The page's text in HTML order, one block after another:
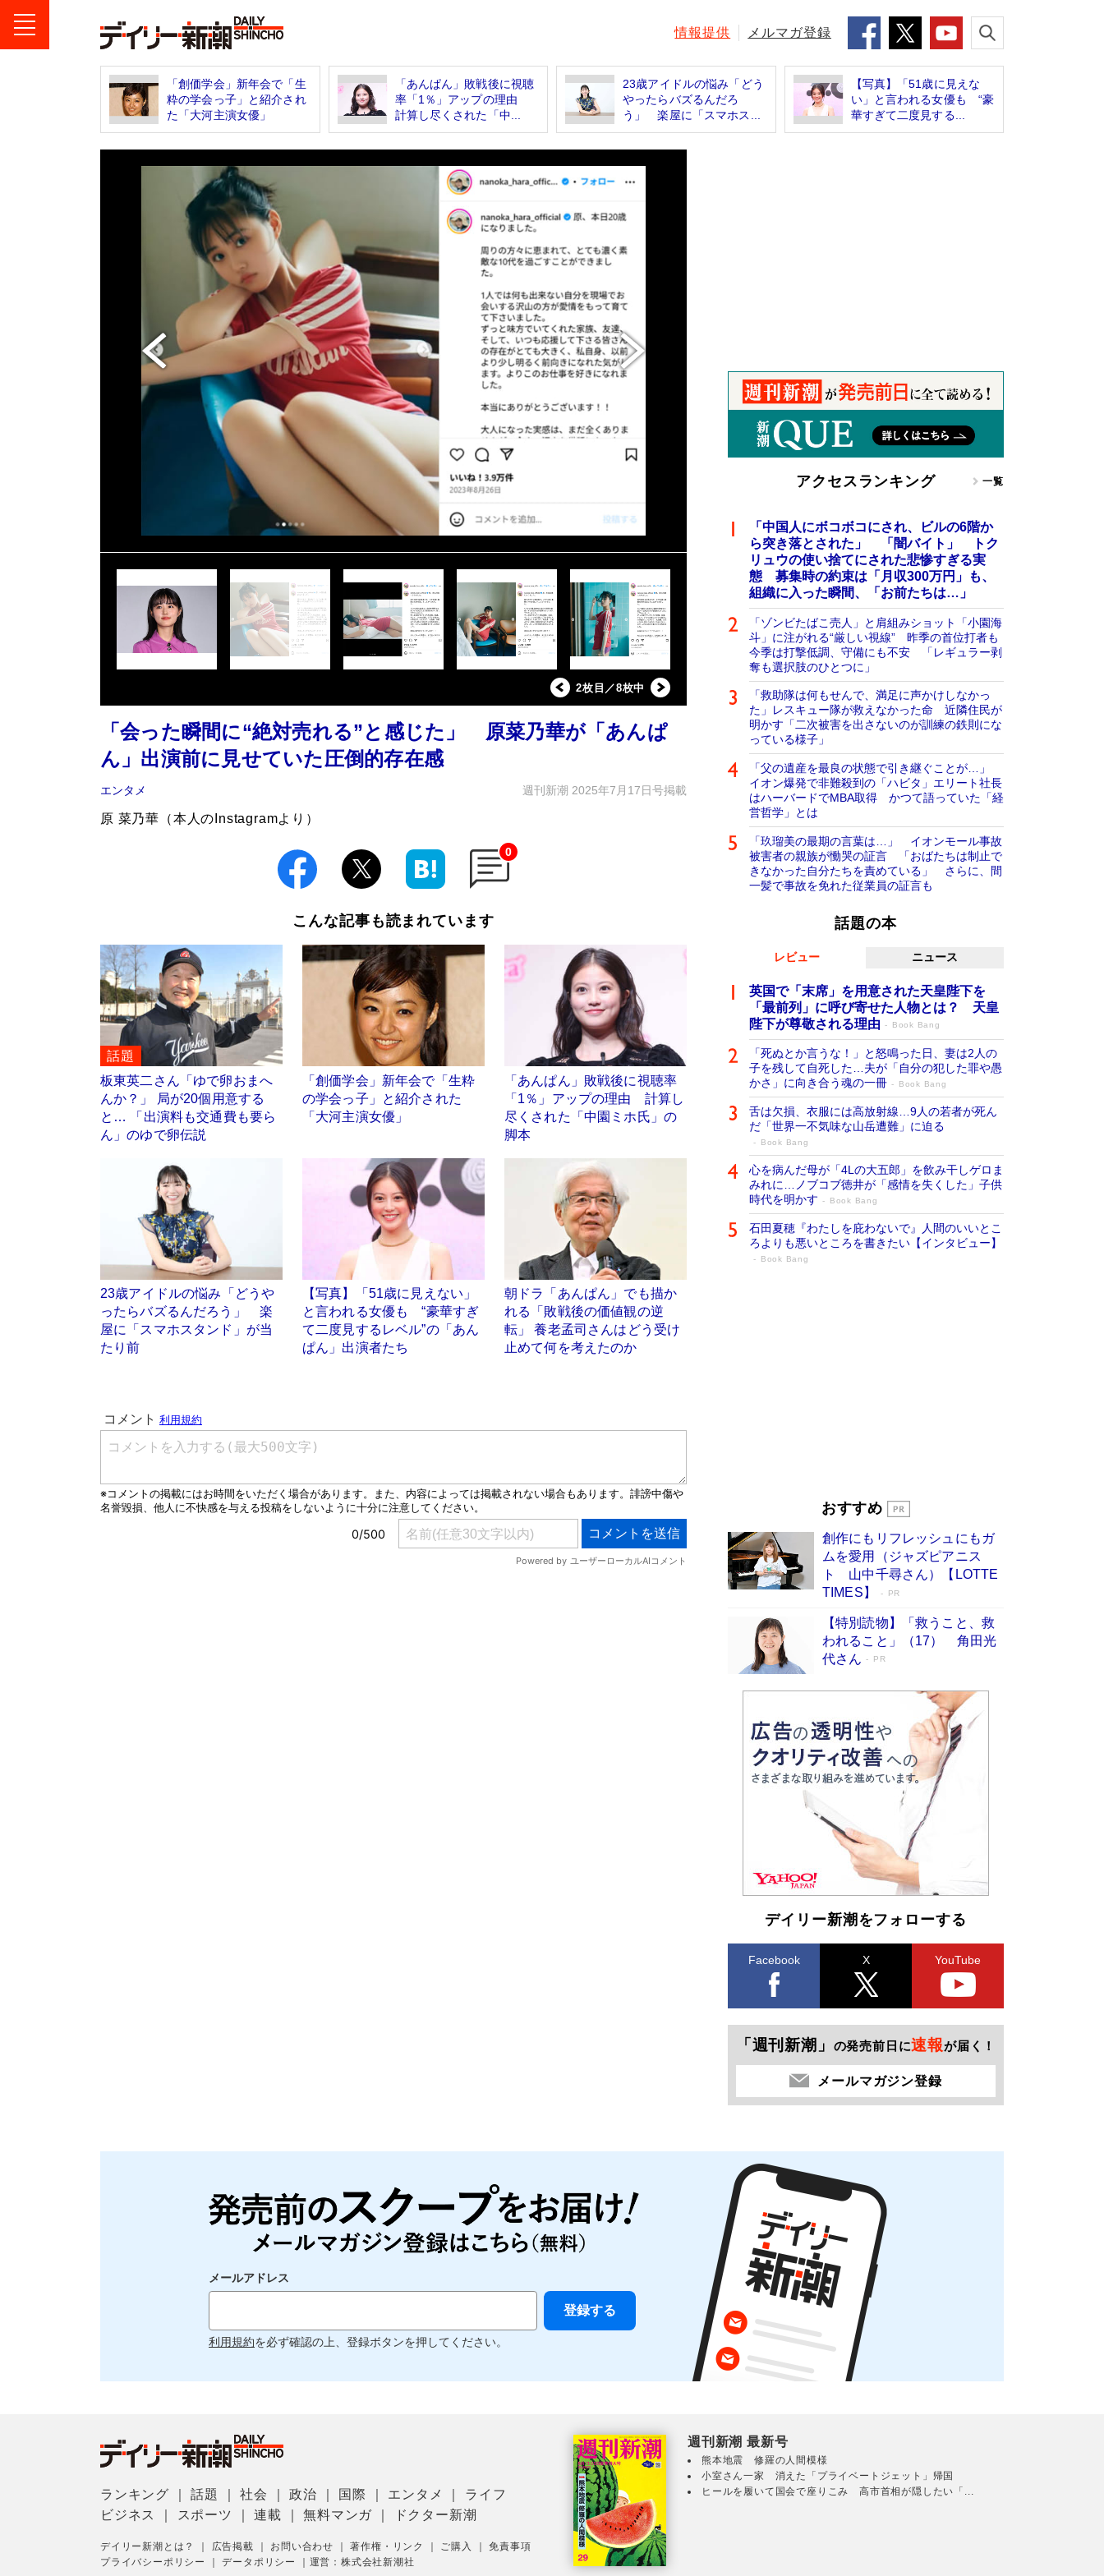
情報提供 メルマガ登録
「創価学会」新年会で「生
粋の学会っ子」と紹介され
た「大河主演女優」
「あんぱん」敗戦後に視聴
率「1％」アップの理由
計算し尽くされた「中...
23歳アイドルの悩み「どう
やったらバズるんだろ
う」 楽屋に「スマホス...
【写真】「51歳に見えな
い」と言われる女優も “豪
華すぎて二度見する...
2枚目／8枚中
「会った瞬間に“絶対売れる”と感じた」 原菜乃華が「あんぱ
ん」出演前に見せていた圧倒的存在感
エンタメ 週刊新潮 2025年7月17日号掲載
原 菜乃華（本人のInstagramより）
0
こんな記事も読まれています
話題
板東英二さん「ゆで卵おまへ
んか？」 局が20個用意する
と… 「出演料も交通費も要ら
ん」のゆで卵伝説
「創価学会」新年会で「生粋
の学会っ子」と紹介された
「大河主演女優」
「あんぱん」敗戦後に視聴率
「1％」アップの理由 計算し
尽くされた「中園ミホ氏」の
脚本
23歳アイドルの悩み「どうや
ったらバズるんだろう」 楽
屋に「スマホスタンド」が当
たり前
【写真】「51歳に見えない」
と言われる女優も “豪華すぎ
て二度見するレベル”の「あん
ぱん」出演者たち
朝ドラ「あんぱん」でも描か
れる「敗戦後の価値観の逆
転」 養老孟司さんはどう受け
止めて何を考えたのか
アクセスランキング 一覧
「中国人にボコボコにされ、ビルの6階か
ら突き落とされた」 「闇バイト」 トク
リュウの使い捨てにされた悲惨すぎる実
態 募集時の約束は「月収300万円」も、
組織に入った瞬間、「お前たちは…」
「ゾンビたばこ売人」と肩組みショット「小園海
斗」に注がれる“厳しい視線” 昨季の首位打者も
今季は打撃低調、守備にも不安 「レギュラー剥
奪も選択肢のひとつに」
「救助隊は何もせんで、満足に声かけしなかっ
た」レスキュー隊が救えなかった命 近隣住民が
明かす「二次被害を出さないのが訓練の鉄則にな
っている様子」
「父の遺産を最良の状態で引き継ぐことが…」
イオン爆発で非難殺到の「ハビタ」エリート社長
はハーバードでMBA取得 かつて語っていた「経
営哲学」とは
「玖瑠美の最期の言葉は…」 イオンモール事故
被害者の親族が慟哭の証言 「おばたちは制止で
きなかった自分たちを責めている」 さらに、間
一髪で事故を免れた従業員の証言も
話題の本
レビュー ニュース
英国で「末席」を用意された天皇陛下を
「最前列」に呼び寄せた人物とは？ 天皇
陛下が尊敬される理由
Book Bang
「死ぬとか言うな！」と怒鳴った日、妻は2人の
子を残して自死した…夫が「自分の犯した罪や愚
かさ」に向き合う魂の一冊
Book Bang
舌は欠損、衣服には高放射線…9人の若者が死ん
だ「世界一不気味な山岳遭難」に迫る
Book Bang
心を病んだ母が「4Lの大五郎」を飲み干しゲロま
みれに…ノブコブ徳井が「感情を失くした」子供
時代を明かす
Book Bang
石田夏穂『わたしを庇わないで』人間のいいとこ
ろよりも悪いところを書きたい【インタビュー】
Book Bang
「『火垂るの墓』は、大嘘である」原作者が抱き
続けた“自責の念”とは…「自己憐憫は描きたくな
い」監督が徹底的にこだわったこと（後編） #
戦争の記憶
Book Bang
おすすめ
創作にもリフレッシュにもガ
ムを愛用（ジャズピアニス
ト 山中千尋さん）【LOTTE
TIMES】
PR
【特別読物】「救うこと、救
われること」（17） 角田光
代さん
PR
デイリー新潮をフォローする
Facebook X YouTube
「週刊新潮」 の発売前日に速報が届く！
メールマガジン登録
メールアドレス
利用規約を必ず確認の上、登録ボタンを押してください。
ランキング ｜話題 ｜社会 ｜政治 国際 エンタメ
ライフ
ビジネス
スポーツ ｜連載 ｜無料マンガ ドクター新潮
デイリー新潮とは？ 広告掲載 お問い合わせ ｜著作権・リンク ご購入 ｜免責事項
プライバシーポリシー
｜データポリシー 運営：株式会社新潮社
週刊新潮 最新号
熊本地震 修羅の人間模様
小室さん一家 消えた「プライベートジェット」帰国
ヒールを履いて国会で座りこみ 高市首相が隠したい「...